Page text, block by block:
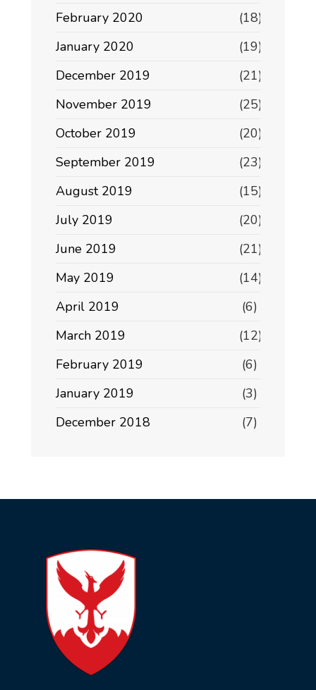
February 2020
(18)
January 2020
(19)
December 2019
(21)
November 2019
(25)
October 2019
(20)
September 2019
(23)
August 2019
(15)
July 2019
(20)
June 2019
(21)
May 2019
(14)
April 2019
(6)
March 2019
(12)
February 2019
(6)
January 2019
(3)
December 2018
(7)